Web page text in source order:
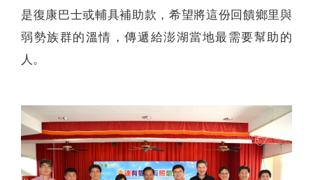
是復康巴士或輔具補助款，希望將這份回饋鄉里與
弱勢族群的溫情，傳遞給澎湖當地最需要幫助的
人。